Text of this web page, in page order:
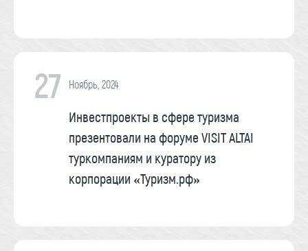
27 Ноябрь, 2024
Инвестпроекты в сфере туризма
презентовали на форуме VISIT ALTAI
туркомпаниям и куратору из
корпорации «Туризм.рф»